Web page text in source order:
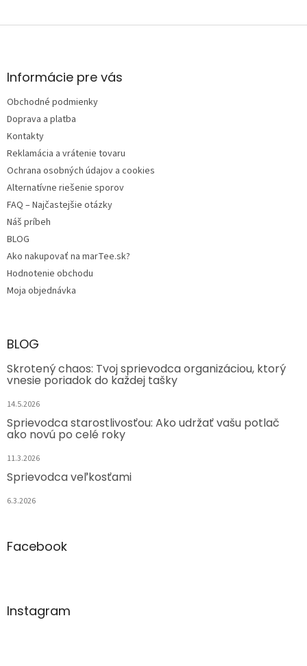
Z
ä
e
Informácie pre vás
Obchodné podmienky
Doprava a platba
Kontakty
Reklamácia a vrátenie tovaru
Ochrana osobných údajov a cookies
Alternatívne riešenie sporov
FAQ – Najčastejšie otázky
Náš príbeh
BLOG
Ako nakupovať na marTee.sk?
Hodnotenie obchodu
Moja objednávka
BLOG
Skrotený chaos: Tvoj sprievodca organizáciou, ktorý
vnesie poriadok do každej tašky
14.5.2026
Sprievodca starostlivosťou: Ako udržať vašu potlač
ako novú po celé roky
11.3.2026
Sprievodca veľkosťami
6.3.2026
Facebook
Instagram